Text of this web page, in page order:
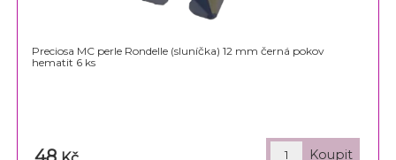
Preciosa MC perle Rondelle (sluníčka) 12 mm černá pokov
hematit 6 ks